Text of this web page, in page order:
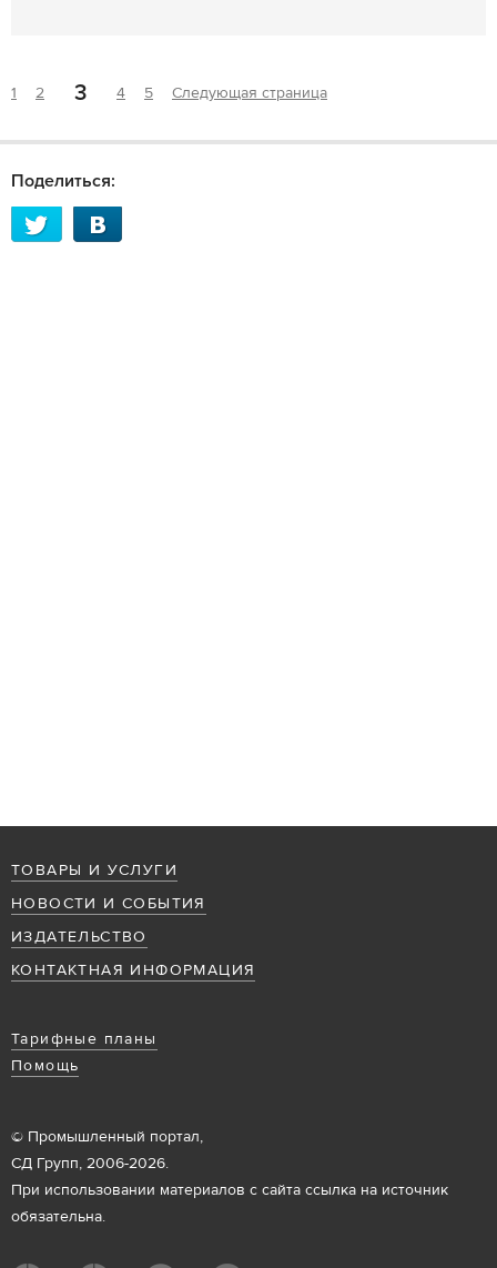
1 2 3 4 5 Следующая страница
Поделиться:
ТОВАРЫ И УСЛУГИ
НОВОСТИ И СОБЫТИЯ
ИЗДАТЕЛЬСТВО
КОНТАКТНАЯ ИНФОРМАЦИЯ
Тарифные планы
Помощь
© Промышленный портал,
СД Групп, 2006-2026.
При использовании материалов с сайта ссылка на источник
обязательна.